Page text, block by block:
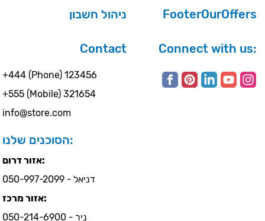
ניהול חשבון FooterOurOffers
Contact
+444 (Phone) 123456
+555 (Mobile) 321654
info@store.com
הסוכנים שלנו:
אזור דרום:
דניאל - 050-997-2099
אזור מרכז:
ניר - 050-214-6900
Connect with us: